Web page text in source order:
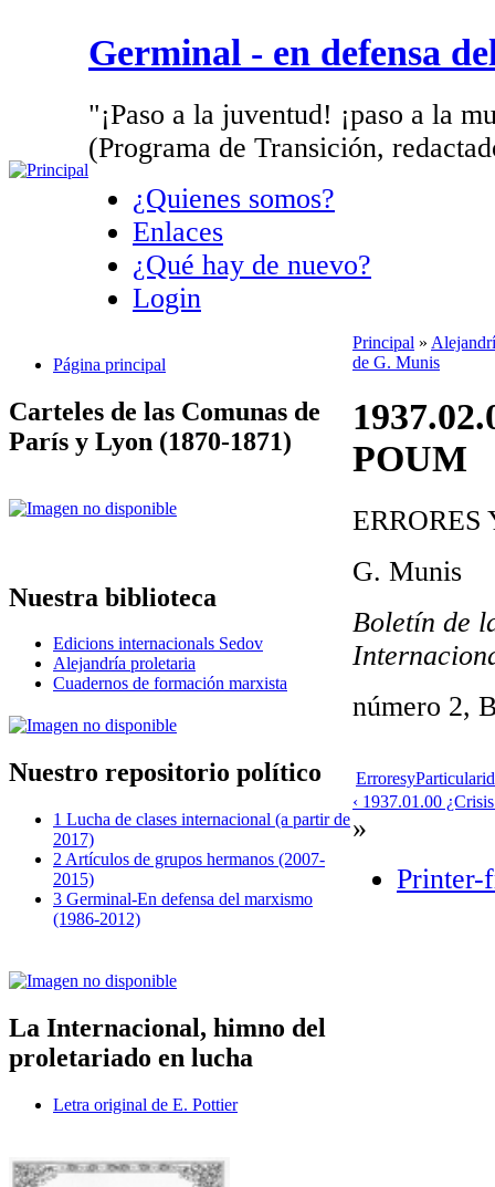
Germinal - en defensa
"¡Paso a la juventud! ¡paso a la
(Programa de Transición,
¿Quienes somos?
Enlaces
¿Qué hay de nuevo?
Login
Página principal
Carteles de las Comunas de
París y Lyon (1870-1871)
Nuestra biblioteca
Edicions internacionals Sedov
Alejandría proletaria
Cuadernos de formación marxista
Nuestro repositorio político
1 Lucha de clases internacional (a partir de
2017)
2 Artículos de grupos hermanos (2007-
2015)
3 Germinal-En defensa del marxismo
(1986-2012)
La Internacional, himno del
proletariado en lucha
Letra original de E. Pottier
Principal »
de G. Munis
POUM
G. Munis
Boletín de
número 2,
‹ 1937.01.00
»
Printer-